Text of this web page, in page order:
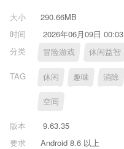
大小
290.66MB
时间
2026年06月09日 00:03
分类
冒险游戏 休闲益智
TAG 休闲 趣味 消除
空间
版本
9.63.35
要求
Android 8.6 以上